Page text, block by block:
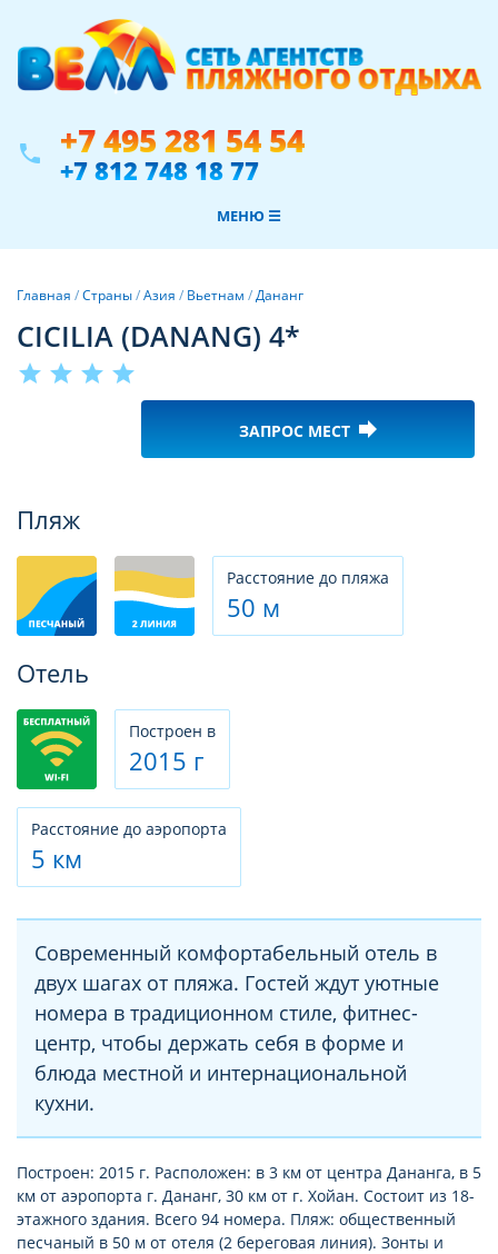
phone +7 495 281 54 54
+7 812 748 18 77
МЕНЮ ☰
Главная /Страны/Азия / Вьетнам /Дананг
CICILIA (DANANG) 4*
star star star star
ЗАПРОС МЕСТ forward
Пляж
Расстояние до пляжа
50 м
Отель
Построен в
2015 г
Расстояние до аэропорта
5 км
Современный комфортабельный отель в
двух шагах от пляжа. Гостей ждут уютные
номера в традиционном стиле, фитнес-
центр, чтобы держать себя в форме и
блюда местной и интернациональной
кухни.
Построен: 2015 г. Расположен: в 3 км от центра Дананга, в 5
км от аэропорта г. Дананг, 30 км от г. Хойан. Состоит из 18-
этажного здания. Всего 94 номера. Пляж: общественный
песчаный в 50 м от отеля (2 береговая линия). Зонты и